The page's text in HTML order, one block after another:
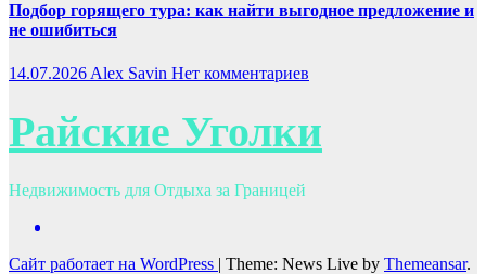
Подбор горящего тура: как найти выгодное предложение и
не ошибиться
14.07.2026 Alex Savin Нет комментариев
Райские Уголки
Недвижимость для Отдыха за Границей
Сайт работает на WordPress | Theme: News Live by Themeansar.